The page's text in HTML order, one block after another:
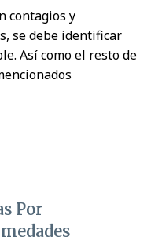
contagios y
se debe identificar
Así como el resto de
Por